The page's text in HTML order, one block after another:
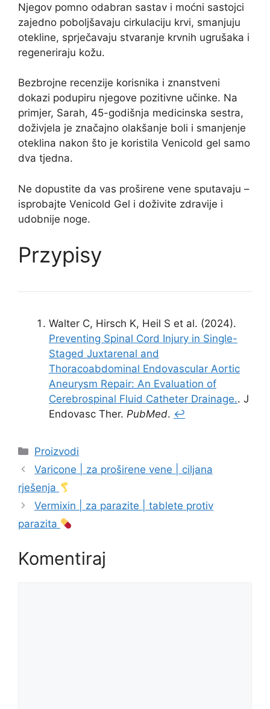
Njegov pomno odabran sastav i moćni sastojci
zajedno poboljšavaju cirkulaciju krvi, smanjuju
otekline, sprječavaju stvaranje krvnih ugrušaka i
regeneriraju kožu.
Bezbrojne recenzije korisnika i znanstveni
dokazi podupiru njegove pozitivne učinke. Na
primjer, Sarah, 45-godišnja medicinska sestra,
doživjela je značajno olakšanje boli i smanjenje
oteklina nakon što je koristila Venicold gel samo
dva tjedna.
Ne dopustite da vas proširene vene sputavaju –
isprobajte Venicold Gel i doživite zdravije i
udobnije noge.
Przypisy
Walter C, Hirsch K, Heil S et al. (2024).
Preventing Spinal Cord Injury in Single-
Staged Juxtarenal and
Thoracoabdominal Endovascular Aortic
Aneurysm Repair: An Evaluation of
Cerebrospinal Fluid Catheter Drainage.. J
Endovasc Ther. PubMed. ↩
Kategorije
Proizvodi
Varicone | za proširene vene | ciljana
rješenja
Vermixin | za parazite | tablete protiv
parazita
Komentiraj